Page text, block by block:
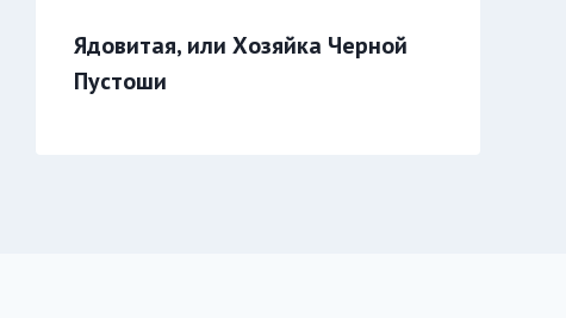
Ядовитая, или Хозяйка Черной
Пустоши